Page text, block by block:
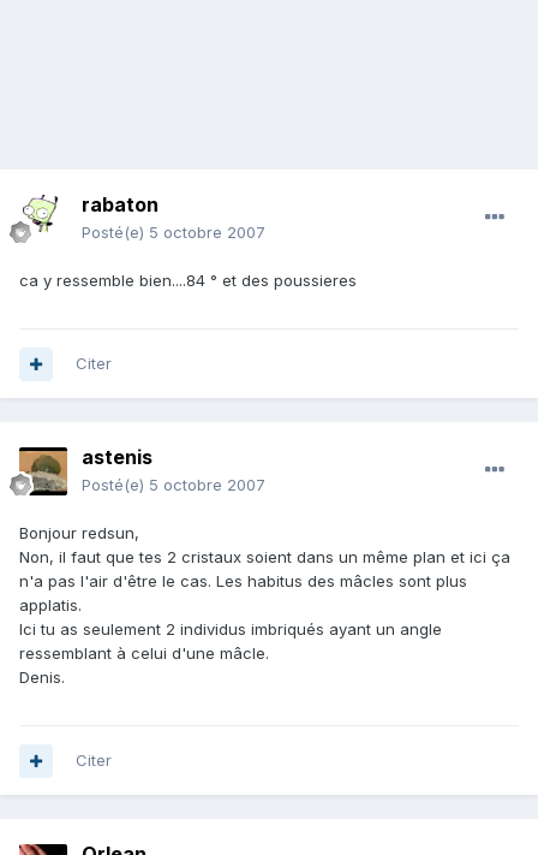
rabaton
Posté(e) 5 octobre 2007
ca y ressemble bien....84 ° et des poussieres
Citer
astenis
Posté(e) 5 octobre 2007
Bonjour redsun,
Non, il faut que tes 2 cristaux soient dans un même plan et ici ça
n'a pas l'air d'être le cas. Les habitus des mâcles sont plus
applatis.
Ici tu as seulement 2 individus imbriqués ayant un angle
ressemblant à celui d'une mâcle.
Denis.
Citer